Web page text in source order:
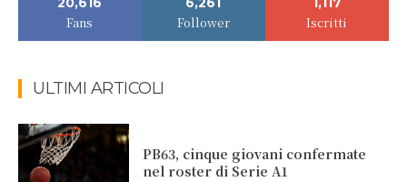
Fans Follower Iscritti
ULTIMI ARTICOLI
PB63, cinque giovani confermate
nel roster di Serie A1